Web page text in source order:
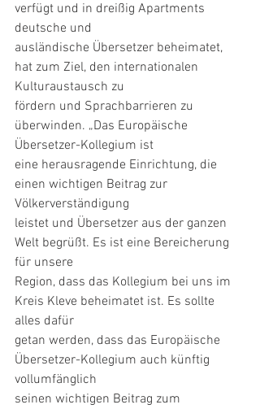
verfügt und in dreißig Apartments
deutsche und
ausländische Übersetzer beheimatet,
hat zum Ziel, den internationalen
Kulturaustausch zu
fördern und Sprachbarrieren zu
überwinden. „Das Europäische
Übersetzer-Kollegium ist
eine herausragende Einrichtung, die
einen wichtigen Beitrag zur
Völkerverständigung
leistet und Übersetzer aus der ganzen
Welt begrüßt. Es ist eine Bereicherung
für unsere
Region, dass das Kollegium bei uns im
Kreis Kleve beheimatet ist. Es sollte
alles dafür
getan werden, dass das Europäische
Übersetzer-Kollegium auch künftig
vollumfänglich
seinen wichtigen Beitrag zum